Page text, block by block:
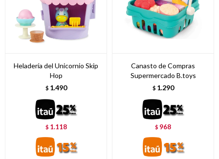
Heladería del Unicornio Skip
Hop
$ 1.490
$ 1.118
Canasto de Compras
Supermercado B.toys
$ 1.290
$ 968